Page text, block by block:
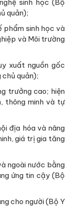
sinh học (Bộ
quản);
phẩm sinh học và
và Môi trường
xuất nguồn gốc
chủ quản);
trưởng cao; hiện
thông minh và tự
địa hóa và nâng
giá trị gia tăng
ngoài nước bằng
ứng tin cậy (Bộ
cho người (Bộ Y